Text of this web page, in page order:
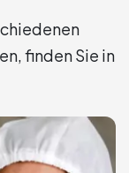
finden Sie in